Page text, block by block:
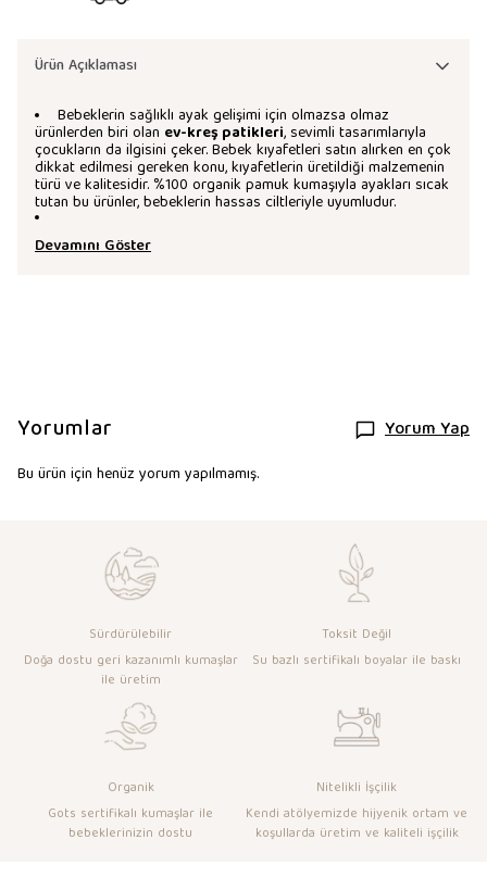
Ürün Açıklaması
Bebeklerin sağlıklı ayak gelişimi için olmazsa olmaz
ürünlerden biri olan ev-kreş patikleri, sevimli tasarımlarıyla
çocukların da ilgisini çeker. Bebek kıyafetleri satın alırken en çok
dikkat edilmesi gereken konu, kıyafetlerin üretildiği malzemenin
türü ve kalitesidir. %100 organik pamuk kumaşıyla ayakları sıcak
tutan bu ürünler, bebeklerin hassas ciltleriyle uyumludur.
Devamını Göster
Yorumlar Yorum Yap
Bu ürün için henüz yorum yapılmamış.
Sürdürülebilir
Doğa dostu geri kazanımlı kumaşlar
ile üretim
Toksit Değil
Su bazlı sertifikalı boyalar ile baskı
Organik
Gots sertifikalı kumaşlar ile
bebeklerinizin dostu
Nitelikli İşçilik
Kendi atölyemizde hijyenik ortam ve
koşullarda üretim ve kaliteli işçilik